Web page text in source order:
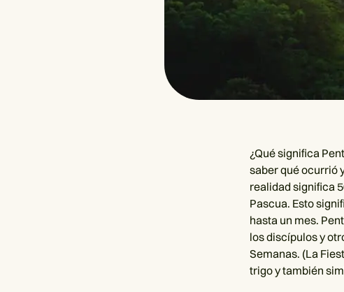
¿Qué significa
saber qué ocurrió
realidad significa
Pascua. Esto
hasta un mes.
los discípulos y
Semanas. (La
trigo y también